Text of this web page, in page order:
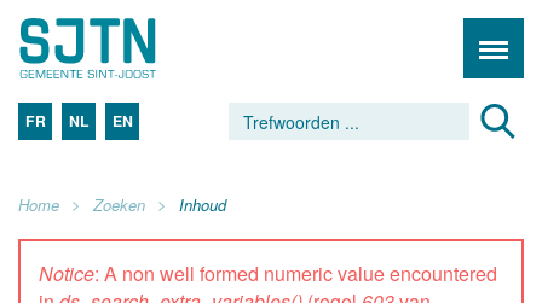
FR NL EN
Home Zoeken Inhoud
Notice: A non well formed numeric value encountered